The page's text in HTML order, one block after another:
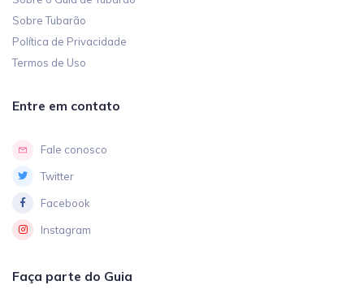
Sobre Tubarão
Política de Privacidade
Termos de Uso
Entre em contato
Fale conosco
Twitter
Facebook
Instagram
Faça parte do Guia